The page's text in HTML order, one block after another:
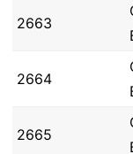
2663
2664
2665